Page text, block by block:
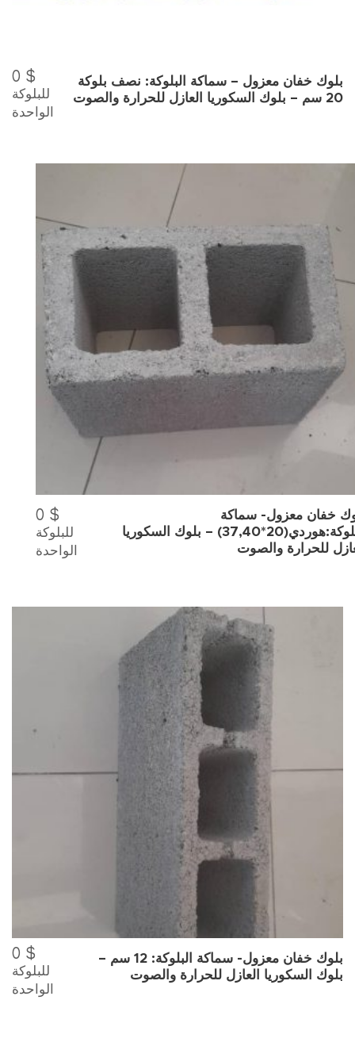
بلوك خفان معزول – سماكة البلوكة: نصف بلوكة
20 سم – بلوك السكوريا العازل للحرارة والصوت
0 $
للبلوكة
الواحدة
خفان معزول- سماكة
البلوكة:هوردي(20*37,40) – بلوك السكوريا
للحرارة والصوت
0 $
للبلوكة
الواحدة
بلوك خفان معزول- سماكة البلوكة: 12 سم –
بلوك السكوريا العازل للحرارة والصوت
0 $
للبلوكة
الواحدة